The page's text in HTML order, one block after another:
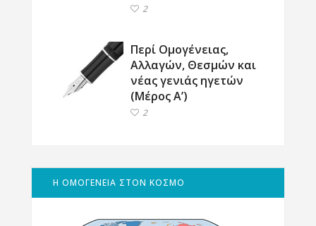
2
Περί Ομογένειας,
Αλλαγών, Θεσμών και
νέας γενιάς ηγετών
(Μέρος Α’)
2
Η ΟΜΟΓΕΝΕΙΑ ΣΤΟΝ ΚΟΣΜΟ